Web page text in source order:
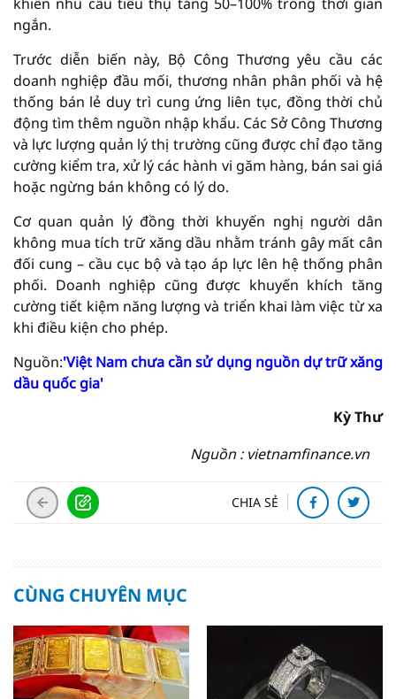
ngắn.
Trước diễn biến này, Bộ Công Thương yêu cầu các
doanh nghiệp đầu mối, thương nhân phân phối và hệ
thống bán lẻ duy trì cung ứng liên tục, đồng thời chủ
động tìm thêm nguồn nhập khẩu. Các Sở Công Thương
và lực lượng quản lý thị trường cũng được chỉ đạo tăng
cường kiểm tra, xử lý các hành vi găm hàng, bán sai giá
hoặc ngừng bán không có lý do.
Cơ quan quản lý đồng thời khuyến nghị người dân
không mua tích trữ xăng dầu nhằm tránh gây mất cân
đối cung – cầu cục bộ và tạo áp lực lên hệ thống phân
phối. Doanh nghiệp cũng được khuyến khích tăng
cường tiết kiệm năng lượng và triển khai làm việc từ xa
khi điều kiện cho phép.
Nguồn:'Việt Nam chưa cần sử dụng nguồn dự trữ xăng
dầu quốc gia'
Kỳ Thư
Nguồn : vietnamfinance.vn
CHIA SẺ
CÙNG CHUYÊN MỤC